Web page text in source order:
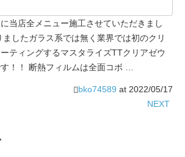
当店全メニュー施工させていただきまし
したガラス系では無く業界では初のクリ
ティングするマスタライズTTクリアゼウ
！！ 断熱フィルムは全面コボ …
bko74589 at 2022/05/17
NEXT